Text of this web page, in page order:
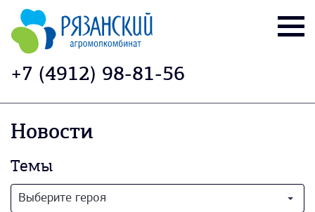
+7 (4912) 98-81-56
Новости
Темы
Выберите героя